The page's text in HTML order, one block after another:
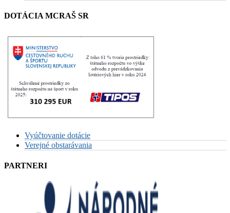
DOTÁCIA MCRAŠ SR
Vyúčtovanie dotácie
Verejné obstarávania
PARTNERI